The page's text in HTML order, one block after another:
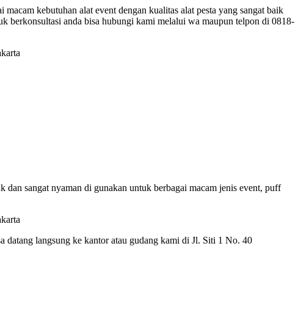
kebutuhan alat event dengan kualitas alat pesta yang sangat baik
berkonsultasi anda bisa hubungi kami melalui wa maupun telpon di 0818-
sangat nyaman di gunakan untuk berbagai macam jenis event, puff
datang langsung ke kantor atau gudang kami di Jl. Siti 1 No. 40